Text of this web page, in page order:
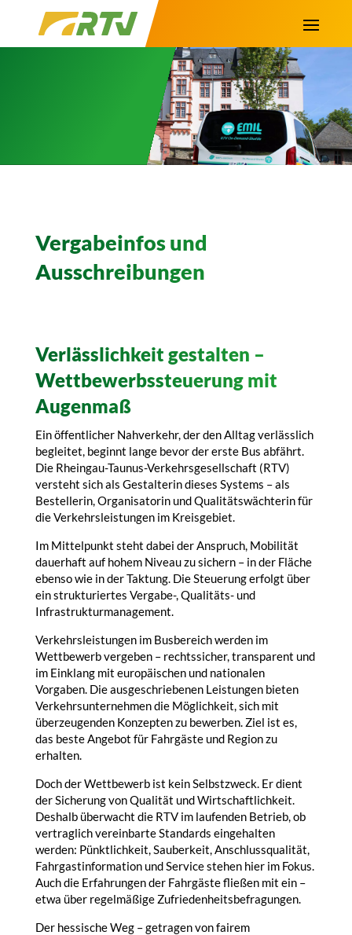
Vergabeinfos und
Ausschreibungen
Verlässlichkeit gestalten –
Wettbewerbssteuerung mit
Augenmaß
Ein öffentlicher Nahverkehr, der den Alltag verlässlich
begleitet, beginnt lange bevor der erste Bus abfährt.
Die Rheingau-Taunus-Verkehrsgesellschaft (RTV)
versteht sich als Gestalterin dieses Systems – als
Bestellerin, Organisatorin und Qualitätswächterin für
die Verkehrsleistungen im Kreisgebiet.
Im Mittelpunkt steht dabei der Anspruch, Mobilität
dauerhaft auf hohem Niveau zu sichern – in der Fläche
ebenso wie in der Taktung. Die Steuerung erfolgt über
ein strukturiertes Vergabe-, Qualitäts- und
Infrastrukturmanagement.
Verkehrsleistungen im Busbereich werden im
Wettbewerb vergeben – rechtssicher, transparent und
im Einklang mit europäischen und nationalen
Vorgaben. Die ausgeschriebenen Leistungen bieten
Verkehrsunternehmen die Möglichkeit, sich mit
überzeugenden Konzepten zu bewerben. Ziel ist es,
das beste Angebot für Fahrgäste und Region zu
erhalten.
Doch der Wettbewerb ist kein Selbstzweck. Er dient
der Sicherung von Qualität und Wirtschaftlichkeit.
Deshalb überwacht die RTV im laufenden Betrieb, ob
vertraglich vereinbarte Standards eingehalten
werden: Pünktlichkeit, Sauberkeit, Anschlussqualität,
Fahrgastinformation und Service stehen hier im Fokus.
Auch die Erfahrungen der Fahrgäste fließen mit ein –
etwa über regelmäßige Zufriedenheitsbefragungen.
Der hessische Weg – getragen von fairem